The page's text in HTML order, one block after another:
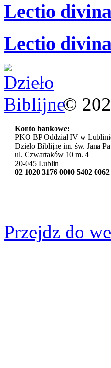
Lectio
Lectio divina
©
Konto bankowe:
PKO BP Oddział IV w
Dzieło Biblijne im. św. Jana
ul. Czwartaków 10 m. 4
20-045 Lublin
02 1020 3176 0000 5402
Przejdz do